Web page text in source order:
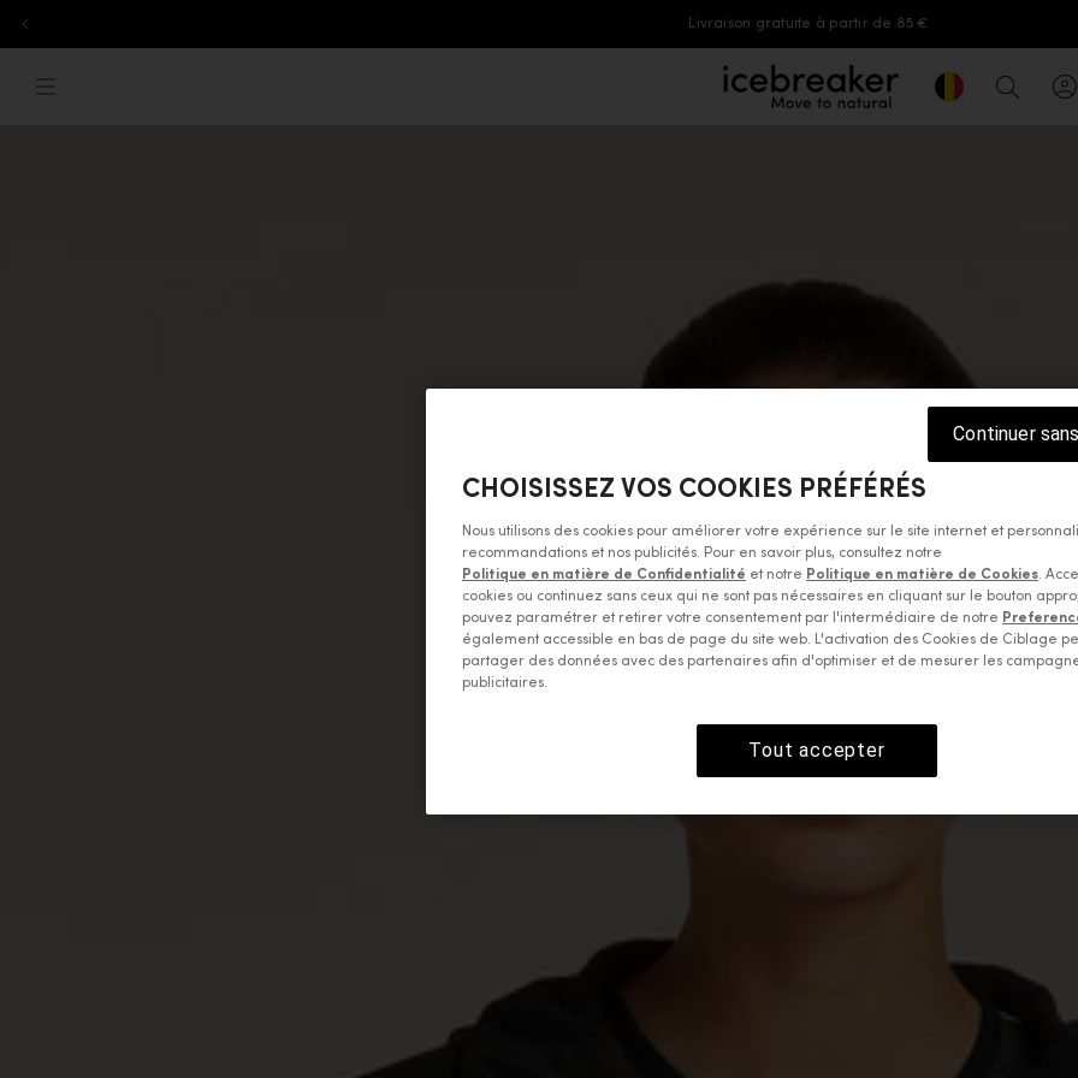
Livraison gratuite à partir de 85 €
icebreaker®, accéder à la page
Geolocation
CHOISISSEZ VOS COOKIES PRÉFÉRÉS
Nous utilisons des cookies pour améliorer votre expérience sur le site internet et
recommandations et nos publicités. Pour en savoir plus, consultez notre
Politique en matière de Confidentialité et notre Politique en matière de Cookies.
cookies ou continuez sans ceux qui ne sont pas nécessaires en cliquant sur le bouton
pouvez paramétrer et retirer votre consentement par l'intermédiaire de notre
également accessible en bas de page du site web. L'activation des Cookies de Ciblage
partager des données avec des partenaires afin d'optimiser et de mesurer les
publicitaires.
Tout accepter
Continuer